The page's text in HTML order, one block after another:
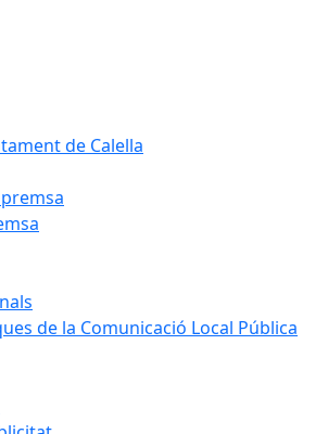
de Calella
de la Comunicació Local Pública